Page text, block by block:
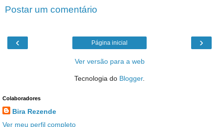
Postar um comentário
‹ ›
Página inicial
Ver versão para a web
Tecnologia do Blogger.
Colaboradores
Bira Rezende
Ver meu perfil completo